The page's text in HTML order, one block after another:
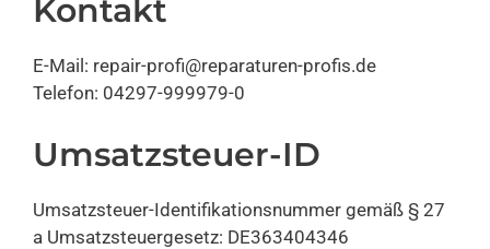
Kontakt
E-Mail: repair-profi@reparaturen-profis.de
Telefon: 04297-999979-0
Umsatzsteuer-ID
Umsatzsteuer-Identifikationsnummer gemäß § 27
a Umsatzsteuergesetz: DE363404346